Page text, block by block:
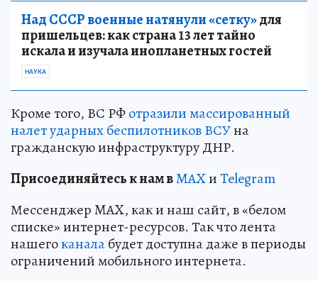
Над СССР военные натянули «сетку»для
пришельцев: как страна 13 лет тайно
искала и изучала инопланетных гостей
НАУКА
Кроме того, ВС РФотразили массированный
налет ударных беспилотников ВСУна
гражданскую инфраструктуру ДНР.
Присоединяйтесь к нам вMAXиTelegram
Мессенджер MAX, как и наш сайт, в «белом
списке» интернет-ресурсов. Так что лента
нашегоканалабудет доступна даже в периоды
ограничений мобильного интернета.